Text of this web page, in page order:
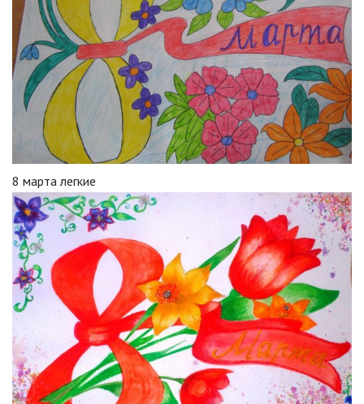
8 марта легкие